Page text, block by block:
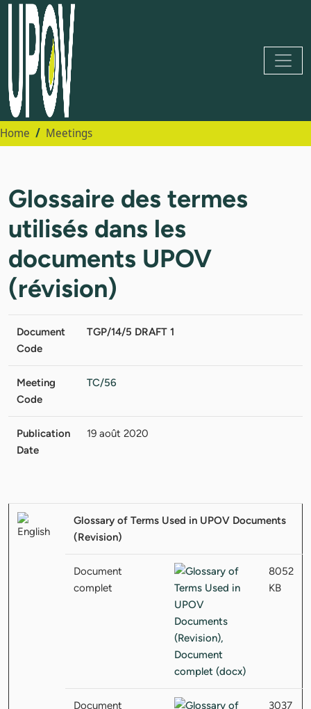
Home Meetings
Glossaire des termes
utilisés dans les
documents UPOV
(révision)
Document
Code
TGP/14/5 DRAFT 1
Meeting
Code
TC/56
Publication
Date
19 août 2020
Glossary of Terms Used in UPOV Documents
(Revision)
Document
complet
8052
KB
Document
3037